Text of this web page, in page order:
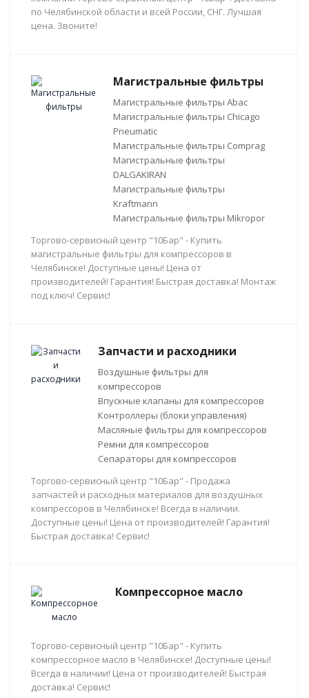
по Челябинской области и всей России, СНГ. Лучшая
цена. Звоните!
Магистральные фильтры
Магистральные фильтры Abac
Магистральные фильтры Chicago
Pneumatic
Магистральные фильтры Comprag
Магистральные фильтры
DALGAKIRAN
Магистральные фильтры
Kraftmann
Магистральные фильтры Mikropor
Торгово-сервисный центр "10Бар" - Купить
магистральные фильтры для компрессоров в
Челябинске! Доступные цены! Цена от
производителей! Гарантия! Быстрая доставка! Монтаж
под ключ! Сервис!
Запчасти и расходники
Воздушные фильтры для
компрессоров
Впускные клапаны для компрессоров
Контроллеры (блоки управления)
Масляные фильтры для компрессоров
Ремни для компрессоров
Сепараторы для компрессоров
Торгово-сервисный центр "10Бар" - Продажа
запчастей и расходных материалов для воздушных
компрессоров в Челябинске! Всегда в наличии.
Доступные цены! Цена от производителей! Гарантия!
Быстрая доставка! Сервис!
Компрессорное масло
Торгово-сервисный центр "10Бар" - Купить
компрессорное масло в Челябинске! Доступные цены!
Всегда в наличии! Цена от производителей! Быстрая
доставка! Сервис!